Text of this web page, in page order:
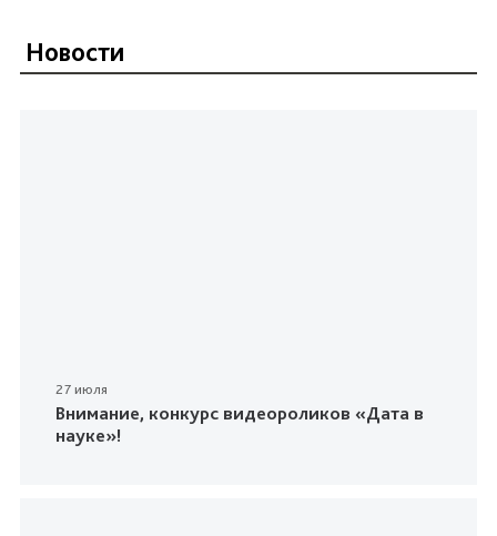
Новости
27 июля
Внимание, конкурс видеороликов «Дата в
науке»!